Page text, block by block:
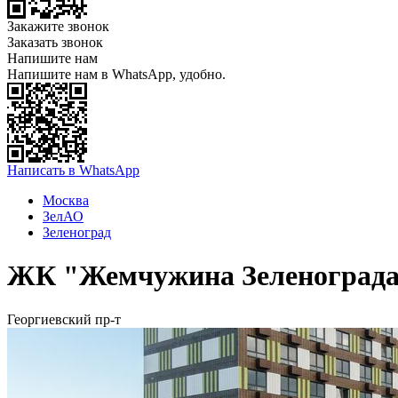
Закажите звонок
Заказать звонок
Напишите нам
Напишите нам в WhatsApp, удобно.
Написать в WhatsApp
Москва
ЗелАО
Зеленоград
ЖК "Жемчужина
Георгиевский пр-т